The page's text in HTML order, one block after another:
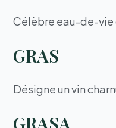
Célèbre eau-de-vie
GRAS
Désigne un vin
GRASA